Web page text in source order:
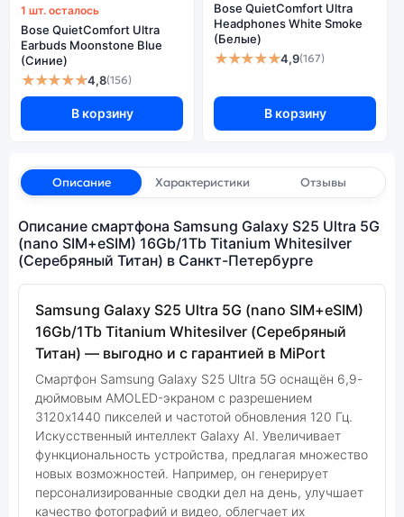
1 шт. осталось
Bose QuietComfort Ultra
Earbuds Moonstone Blue
(Синие)
★★★★★4,8(156)
В корзину
Bose QuietComfort Ultra
Headphones White Smoke
(Белые)
★★★★★4,9(167)
В корзину
Описание Характеристики Отзывы
Описание смартфона Samsung Galaxy S25 Ultra 5G
(nano SIM+eSIM) 16Gb/1Tb Titanium Whitesilver
(Серебряный Титан) в Санкт-Петербурге
Samsung Galaxy S25 Ultra 5G (nano SIM+eSIM)
16Gb/1Tb Titanium Whitesilver (Серебряный
Титан) — выгодно и с гарантией в MiPort
Смартфон Samsung Galaxy S25 Ultra 5G оснащён 6,9-
дюймовым AMOLED-экраном с разрешением
3120x1440 пикселей и частотой обновления 120 Гц.
Искусственный интеллект Galaxy AI. Увеличивает
функциональность устройства, предлагая множество
новых возможностей. Например, он генерирует
персонализированные сводки дел на день, улучшает
качество фотографий и видео, облегчает их